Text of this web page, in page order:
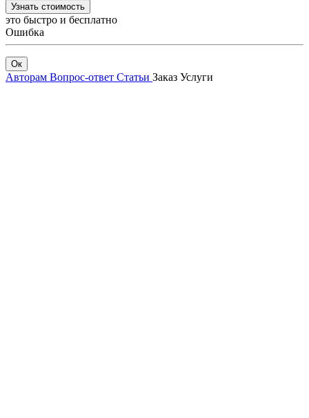
Узнать стоимость
это быстро и бесплатно
Ошибка
Ок
Авторам Вопрос-ответ Статьи Заказ Услуги